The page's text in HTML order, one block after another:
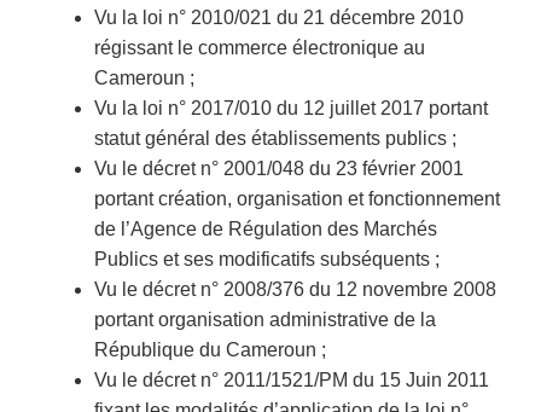
Vu la loi n° 2010/021 du 21 décembre 2010
régissant le commerce électronique au
Cameroun ;
Vu la loi n° 2017/010 du 12 juillet 2017 portant
statut général des établissements publics ;
Vu le décret n° 2001/048 du 23 février 2001
portant création, organisation et fonctionnement
de l’Agence de Régulation des Marchés
Publics et ses modificatifs subséquents ;
Vu le décret n° 2008/376 du 12 novembre 2008
portant organisation administrative de la
République du Cameroun ;
Vu le décret n° 2011/1521/PM du 15 Juin 2011